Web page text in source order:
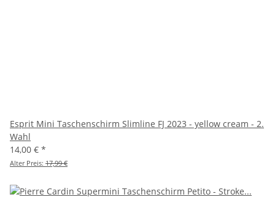
Esprit Mini Taschenschirm Slimline FJ 2023 - yellow cream - 2.
Wahl
14,00 € *
Alter Preis: 17,99 €